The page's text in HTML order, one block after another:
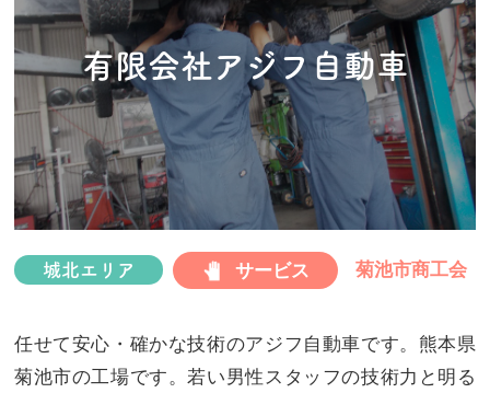
ツ
へ
ッ
有限会社アジフ自動車
城北エリア サービス 菊池市商工会
任せて安心・確かな技術のアジフ自動車です。熊本県
菊池市の工場です。若い男性スタッフの技術力と明る